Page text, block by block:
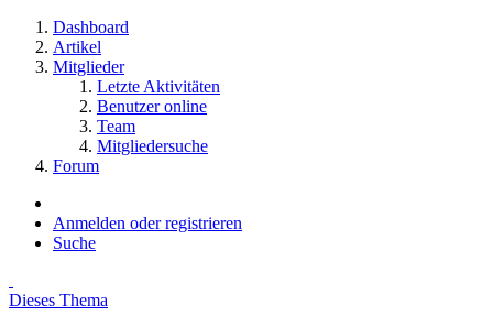
Dashboard
Artikel
Mitglieder
Letzte Aktivitäten
Benutzer online
Team
Mitgliedersuche
Forum
Anmelden oder registrieren
Suche
Dieses Thema